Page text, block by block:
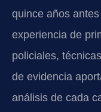
quince años
experiencia de
policiales,
de evidencia
análisis de cada